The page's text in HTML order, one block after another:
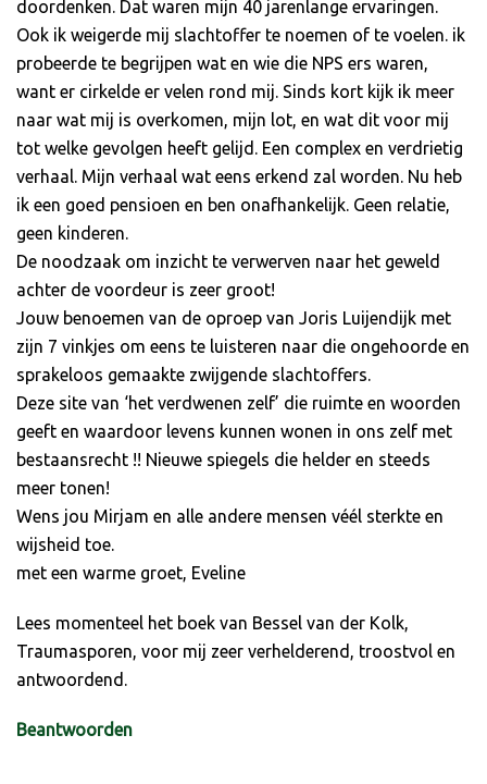
doordenken. Dat waren mijn 40 jarenlange ervaringen.
Ook ik weigerde mij slachtoffer te noemen of te voelen. ik
probeerde te begrijpen wat en wie die NPS ers waren,
want er cirkelde er velen rond mij. Sinds kort kijk ik meer
naar wat mij is overkomen, mijn lot, en wat dit voor mij
tot welke gevolgen heeft gelijd. Een complex en verdrietig
verhaal. Mijn verhaal wat eens erkend zal worden. Nu heb
ik een goed pensioen en ben onafhankelijk. Geen relatie,
geen kinderen.
De noodzaak om inzicht te verwerven naar het geweld
achter de voordeur is zeer groot!
Jouw benoemen van de oproep van Joris Luijendijk met
zijn 7 vinkjes om eens te luisteren naar die ongehoorde en
sprakeloos gemaakte zwijgende slachtoffers.
Deze site van ‘het verdwenen zelf’ die ruimte en woorden
geeft en waardoor levens kunnen wonen in ons zelf met
bestaansrecht !! Nieuwe spiegels die helder en steeds
meer tonen!
Wens jou Mirjam en alle andere mensen véél sterkte en
wijsheid toe.
met een warme groet, Eveline
Lees momenteel het boek van Bessel van der Kolk,
Traumasporen, voor mij zeer verhelderend, troostvol en
antwoordend.
Beantwoorden